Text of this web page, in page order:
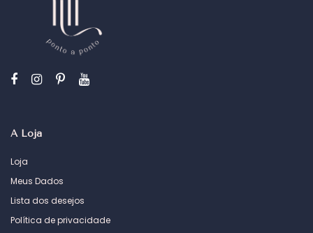
A Loja
Loja
Meus Dados
Lista dos desejos
Política de privacidade